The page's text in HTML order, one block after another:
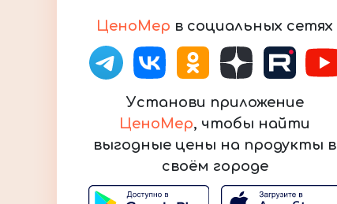
ЦеноМер в социальных сетях
Установи приложение
ЦеноМер, чтобы найти
выгодные цены на продукты в
своём городе